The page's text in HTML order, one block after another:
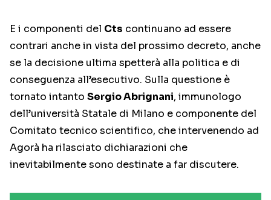
E i componenti del Cts continuano ad essere
contrari anche in vista del prossimo decreto, anche
se la decisione ultima spetterà alla politica e di
conseguenza all’esecutivo. Sulla questione è
tornato intanto Sergio Abrignani, immunologo
dell’università Statale di Milano e componente del
Comitato tecnico scientifico, che intervenendo ad
Agorà ha rilasciato dichiarazioni che
inevitabilmente sono destinate a far discutere.